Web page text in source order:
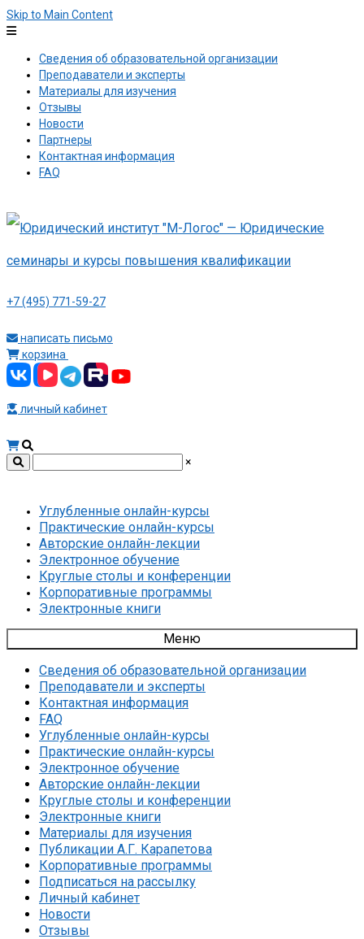
Skip to Main Content
Сведения об образовательной организации
Преподаватели и эксперты
Материалы для изучения
Отзывы
Новости
Партнеры
Контактная информация
FAQ
+7 (495) 771-59-27
написать письмо
корзина
личный кабинет
×
Углубленные онлайн-курсы
Практические онлайн-курсы
Авторские онлайн-лекции
Электронное обучение
Круглые столы и конференции
Корпоративные программы
Электронные книги
Меню
Сведения об образовательной организации
Преподаватели и эксперты
Контактная информация
FAQ
Углубленные онлайн-курсы
Практические онлайн-курсы
Электронное обучение
Авторские онлайн-лекции
Круглые столы и конференции
Электронные книги
Материалы для изучения
Публикации А.Г. Карапетова
Корпоративные программы
Подписаться на рассылку
Личный кабинет
Новости
Отзывы